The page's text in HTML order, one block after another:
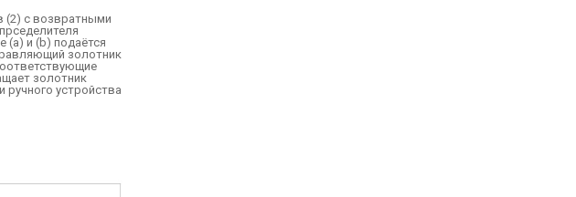
(2) с возвратными
(a) и (b) подаётся
золотник
золотник
устройства